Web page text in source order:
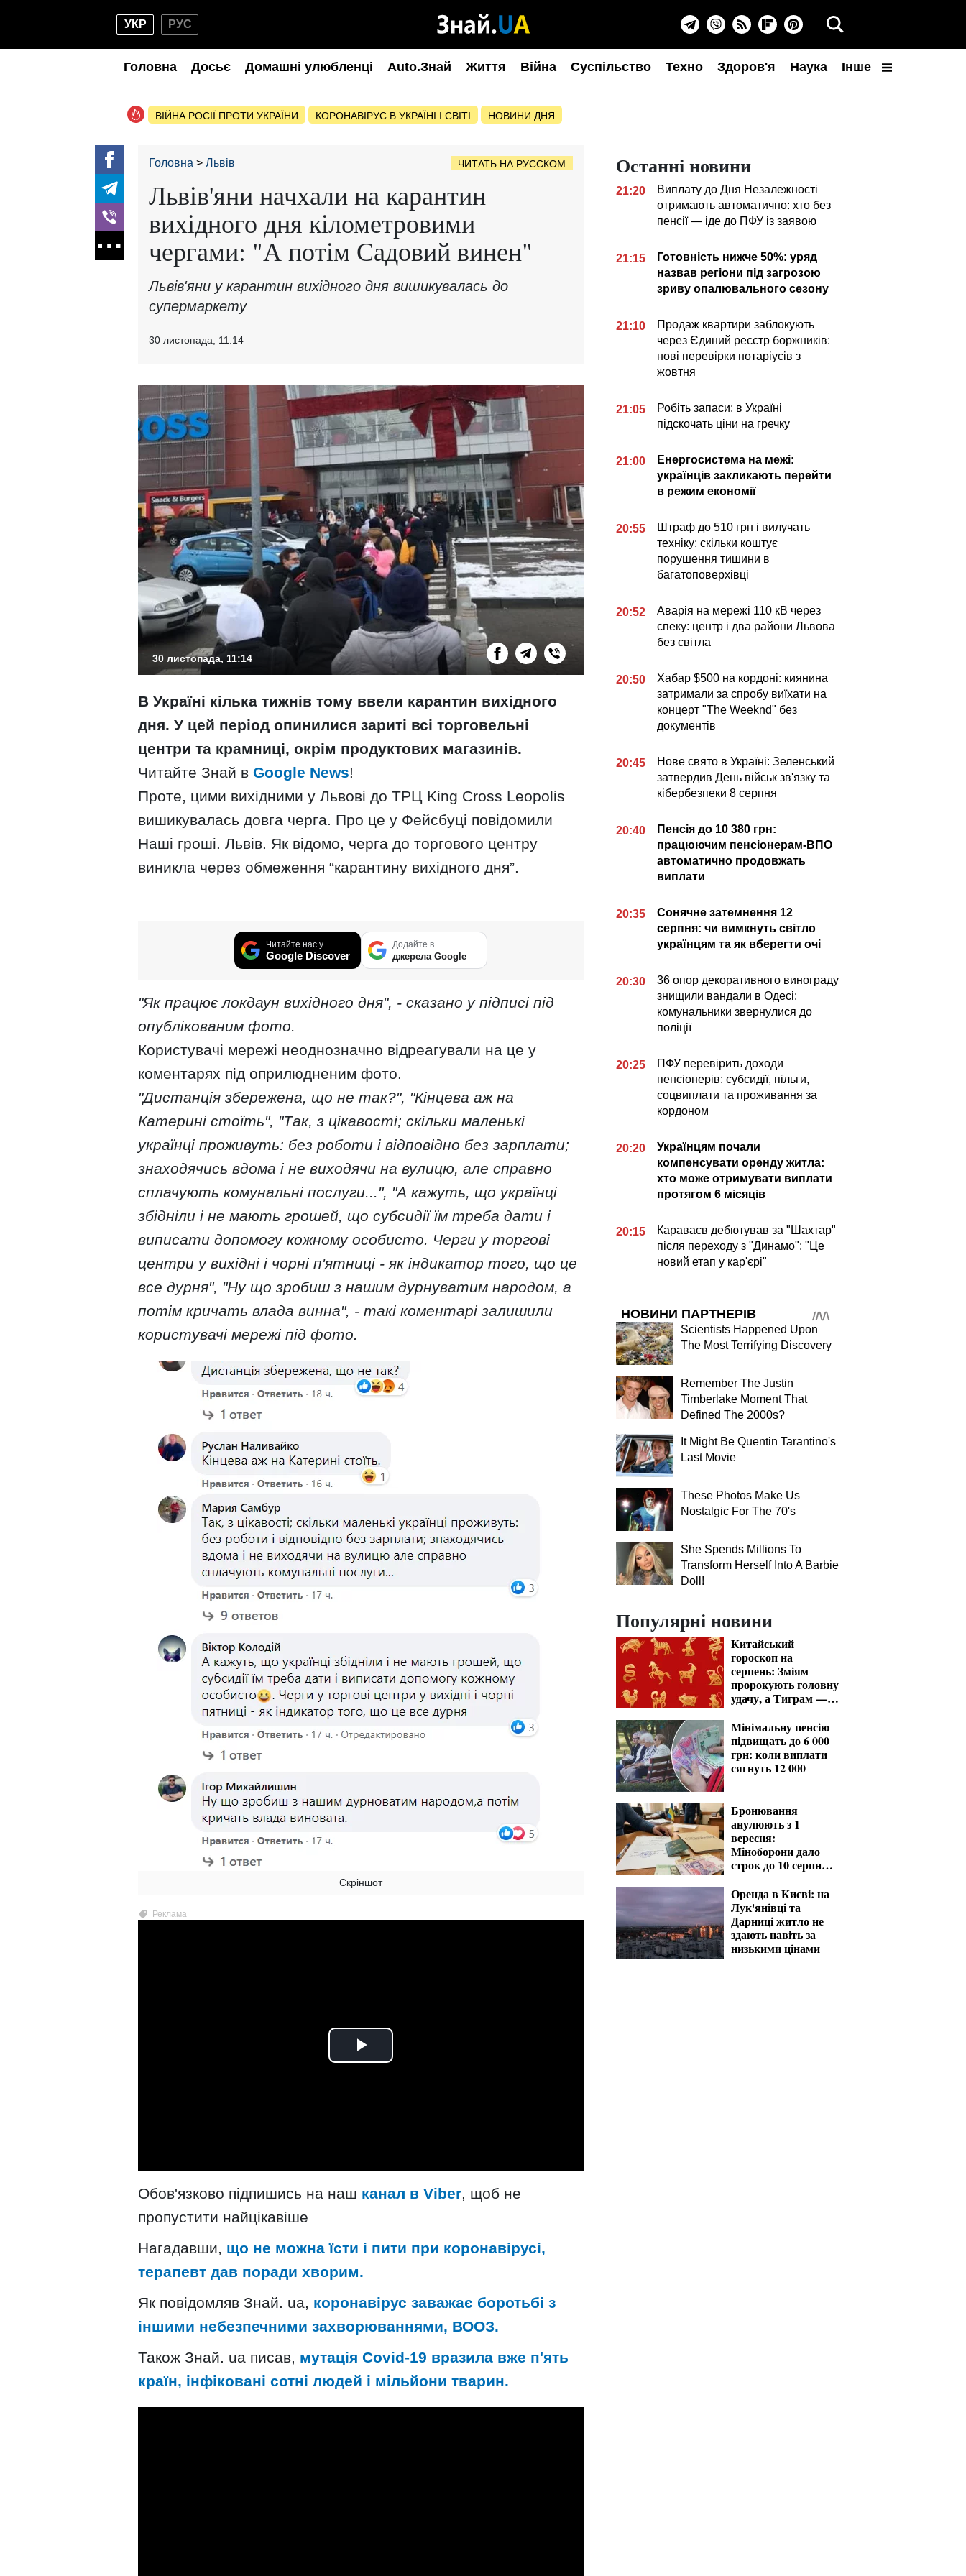
УКР РУС
Головна Досьє Домашні улюбленці Auto.Знай Життя Війна Суспільство Техно Здоров'я Наука Інше
ВІЙНА РОСІЇ ПРОТИ УКРАЇНИ КОРОНАВІРУС В УКРАЇНІ І СВІТІ НОВИНИ ДНЯ
Головна Львів ЧИТАТЬ НА РУССКОМ
Львів'яни начхали на карантин
вихідного дня кілометровими
чергами: "А потім Садовий винен"
Львів'яни у карантин вихідного дня вишикувалась до
супермаркету
30 листопада, 11:14
30 листопада, 11:14
В Україні кілька тижнів тому ввели карантин вихідного
дня. У цей період опинилися зариті всі торговельні
центри та крамниці, окрім продуктових магазинів.
Читайте Знай в Google News!
Проте, цими вихідними у Львові до ТРЦ King Cross Leopolis
вишикувалась довга черга. Про це у Фейсбуці повідомили
Наші гроші. Львів. Як відомо, черга до торгового центру
виникла через обмеження “карантину вихідного дня”.
Читайте нас у
Google Discover
Додайте в
джерела Google
"Як працює локдаун вихідного дня", - сказано у підписі під
опублікованим фото.
Користувачі мережі неоднозначно відреагували на це у
коментарях під оприлюдненим фото.
"Дистанція збережена, що не так?", "Кінцева аж на
Катерині стоїть", "Так, з цікавості; скільки маленькі
українці проживуть: без роботи і відповідно без зарплати;
знаходячись вдома і не виходячи на вулицю, але справно
сплачують комунальні послуги...", "А кажуть, що українці
збідніли і не мають грошей, що субсидії їм треба дати і
виписати допомогу кожному особисто. Черги у торгові
центри у вихідні і чорні п'ятниці - як індикатор того, що це
все дурня", "Ну що зробиш з нашим дурнуватим народом, а
потім кричать влада винна", - такі коментарі залишили
користувачі мережі під фото.
Скріншот
Обов'язково підпишись на наш канал в Viber, щоб не
пропустити найцікавіше
Нагадавши, що не можна їсти і пити при коронавірусі,
терапевт дав поради хворим.
Як повідомляв Знай. ua, коронавірус заважає боротьбі з
іншими небезпечними захворюваннями, ВООЗ.
Також Знай. ua писав, мутація Covid-19 вразила вже п'ять
країн, інфіковані сотні людей і мільйони тварин.
Останні новини
21:20
Виплату до Дня Незалежності
отримають автоматично: хто без
пенсії — іде до ПФУ із заявою
21:15
Готовність нижче 50%: уряд
назвав регіони під загрозою
зриву опалювального сезону
21:10
Продаж квартири заблокують
через Єдиний реєстр боржників:
нові перевірки нотаріусів з
жовтня
21:05
Робіть запаси: в Україні
підскочать ціни на гречку
21:00
Енергосистема на межі:
українців закликають перейти
в режим економії
20:55
Штраф до 510 грн і вилучать
техніку: скільки коштує
порушення тишини в
багатоповерхівці
20:52
Аварія на мережі 110 кВ через
спеку: центр і два райони Львова
без світла
20:50
Хабар $500 на кордоні: киянина
затримали за спробу виїхати на
концерт "The Weeknd" без
документів
20:45
Нове свято в Україні: Зеленський
затвердив День військ зв'язку та
кібербезпеки 8 серпня
20:40
Пенсія до 10 380 грн:
працюючим пенсіонерам-ВПО
автоматично продовжать
виплати
20:35
Сонячне затемнення 12
серпня: чи вимкнуть світло
українцям та як вберегти очі
20:30
36 опор декоративного винограду
знищили вандали в Одесі:
комунальники звернулися до
поліції
20:25
ПФУ перевірить доходи
пенсіонерів: субсидії, пільги,
соцвиплати та проживання за
кордоном
20:20
Українцям почали
компенсувати оренду житла:
хто може отримувати виплати
протягом 6 місяців
20:15
Караваєв дебютував за "Шахтар"
після переходу з "Динамо": "Це
новий етап у кар'єрі"
НОВИНИ ПАРТНЕРІВ
Scientists Happened Upon
The Most Terrifying Discovery
Remember The Justin
Timberlake Moment That
Defined The 2000s?
It Might Be Quentin Tarantino's
Last Movie
These Photos Make Us
Nostalgic For The 70's
She Spends Millions To
Transform Herself Into A Barbie
Doll!
Популярні новини
Китайський
гороскоп на
серпень: Зміям
пророкують головну
удачу, а Тиграм —
Мінімальну пенсію
підвищать до 6 000
грн: коли виплати
сягнуть 12 000
Бронювання
анулюють з 1
вересня:
Міноборони дало
строк до 10 серпня
підприємств
Оренда в Києві: на
Лук'янівці та
Дарниці житло не
здають навіть за
низькими цінами